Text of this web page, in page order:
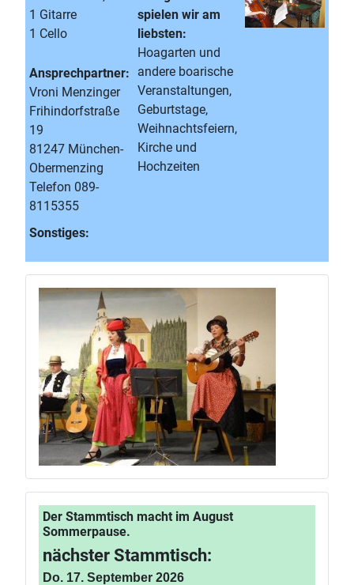
Der Stammtisch macht im August
Sommerpause.
nächster Stammtisch:
Do. 17. September 2026
1 Gitarre
1 Cello
spielen wir am
liebsten:
Hoagarten und
andere boarische
Veranstaltungen,
Geburtstage,
Weihnachtsfeiern,
Kirche und
Hochzeiten
Ansprechpartner:
Vroni Menzinger
Frihindorfstraße
19
81247 München-
Obermenzing
Telefon 089-
8115355
Sonstiges: